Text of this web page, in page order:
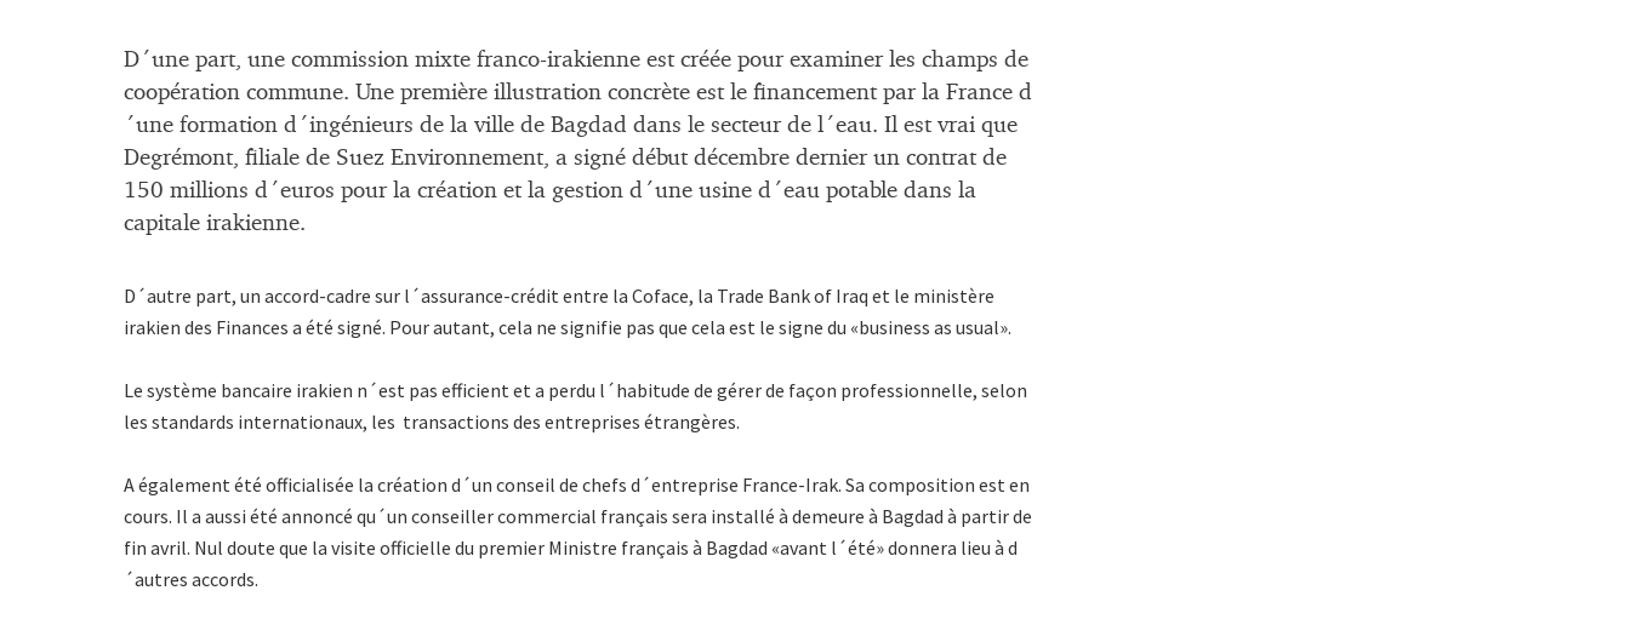
D´une part, une commission mixte franco-irakienne est créée pour examiner les champs de
coopération commune. Une première illustration concrète est le financement par la France d
´une formation d´ingénieurs de la ville de Bagdad dans le secteur de l´eau. Il est vrai que
Degrémont, filiale de Suez Environnement, a signé début décembre dernier un contrat de
150 millions d´euros pour la création et la gestion d´une usine d´eau potable dans la
capitale irakienne.
D´autre part, un accord-cadre sur l´assurance-crédit entre la Coface, la Trade Bank of Iraq et le ministère
irakien des Finances a été signé. Pour autant, cela ne signifie pas que cela est le signe du «business as usual».
Le système bancaire irakien n´est pas efficient et a perdu l´habitude de gérer de façon professionnelle, selon
les standards internationaux, les transactions des entreprises étrangères.
A également été officialisée la création d´un conseil de chefs d´entreprise France-Irak. Sa composition est en
cours. Il a aussi été annoncé qu´un conseiller commercial français sera installé à demeure à Bagdad à partir de
fin avril. Nul doute que la visite officielle du premier Ministre français à Bagdad «avant l´été» donnera lieu à d
´autres accords.